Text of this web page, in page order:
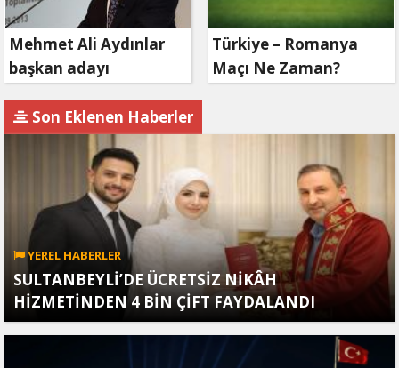
Mehmet Ali Aydınlar
başkan adayı
Türkiye – Romanya
Maçı Ne Zaman?
Son Eklenen Haberler
YEREL HABERLER
SULTANBEYLİ’DE ÜCRETSİZ NİKÂH
HİZMETİNDEN 4 BİN ÇİFT FAYDALANDI